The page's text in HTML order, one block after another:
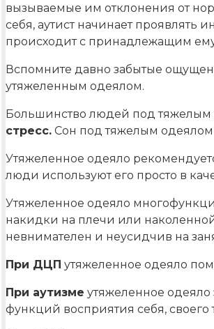
вызываемые им отклонения от
себя, аутист начинает проявлять
происходит с принадлежащим
Вспомните давно забытые
утяжеленным одеялом.
Большинство людей под тяжелым
стресс. Сон под тяжелым
Утяжеленное одеяло
люди используют его просто в
Утяжеленное одеяло
накидки на плечи или наколенной
невнимателен и неусидчив на
При ДЦП утяжеленное одеяло
При аутизме утяжеленное
функций восприятия себя, своего